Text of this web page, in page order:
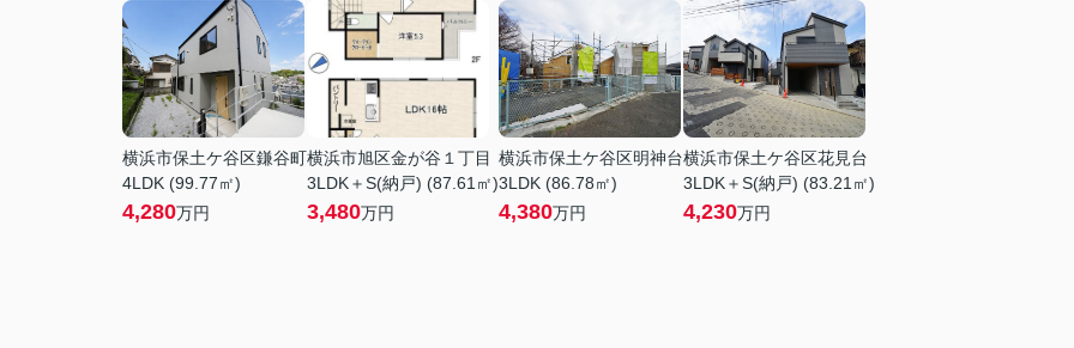
横浜市保土ケ谷区鎌谷町
4LDK (99.77㎡)
4,280万円
横浜市旭区金が谷１丁目
3LDK＋S(納戸) (87.61㎡)
3,480万円
横浜市保土ケ谷区明神台
3LDK (86.78㎡)
4,380万円
横浜市保土ケ谷区花見台
3LDK＋S(納戸) (83.21㎡)
4,230万円